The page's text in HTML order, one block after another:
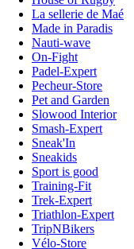
La sellerie de Maé
Made in Paradis
Nauti-wave
On-Fight
Padel-Expert
Pecheur-Store
Pet and Garden
Slowood Interior
Smash-Expert
Sneak'In
Sneakids
Sport is good
Training-Fit
Trek-Expert
Triathlon-Expert
TripNBikers
Vélo-Store